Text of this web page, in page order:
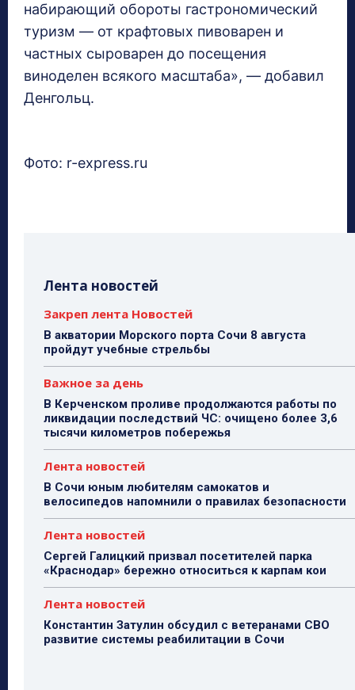
набирающий обороты гастрономический
туризм — от крафтовых пивоварен и
частных сыроварен до посещения
виноделен всякого масштаба», — добавил
Денгольц.
Фото: r-express.ru
Лента новостей
Закреп лента Новостей
В акватории Морского порта Сочи 8 августа
пройдут учебные стрельбы
Важное за день
В Керченском проливе продолжаются работы по
ликвидации последствий ЧС: очищено более 3,6
тысячи километров побережья
Лента новостей
В Сочи юным любителям самокатов и
велосипедов напомнили о правилах безопасности
Лента новостей
Сергей Галицкий призвал посетителей парка
«Краснодар» бережно относиться к карпам кои
Лента новостей
Константин Затулин обсудил с ветеранами СВО
развитие системы реабилитации в Сочи